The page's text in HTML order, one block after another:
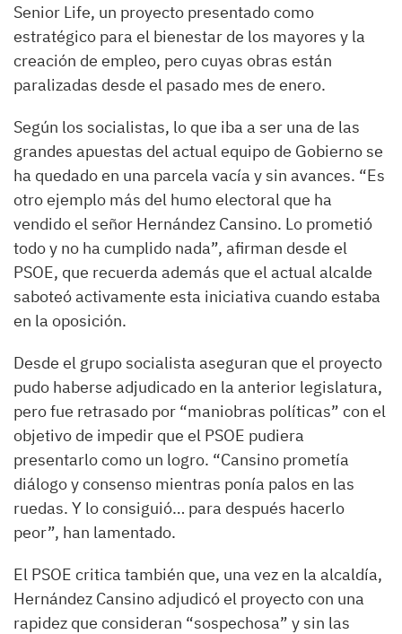
Senior Life, un proyecto presentado como
estratégico para el bienestar de los mayores y la
creación de empleo, pero cuyas obras están
paralizadas desde el pasado mes de enero.
Según los socialistas, lo que iba a ser una de las
grandes apuestas del actual equipo de Gobierno se
ha quedado en una parcela vacía y sin avances. “Es
otro ejemplo más del humo electoral que ha
vendido el señor Hernández Cansino. Lo prometió
todo y no ha cumplido nada”, afirman desde el
PSOE, que recuerda además que el actual alcalde
saboteó activamente esta iniciativa cuando estaba
en la oposición.
Desde el grupo socialista aseguran que el proyecto
pudo haberse adjudicado en la anterior legislatura,
pero fue retrasado por “maniobras políticas” con el
objetivo de impedir que el PSOE pudiera
presentarlo como un logro. “Cansino prometía
diálogo y consenso mientras ponía palos en las
ruedas. Y lo consiguió… para después hacerlo
peor”, han lamentado.
El PSOE critica también que, una vez en la alcaldía,
Hernández Cansino adjudicó el proyecto con una
rapidez que consideran “sospechosa” y sin las